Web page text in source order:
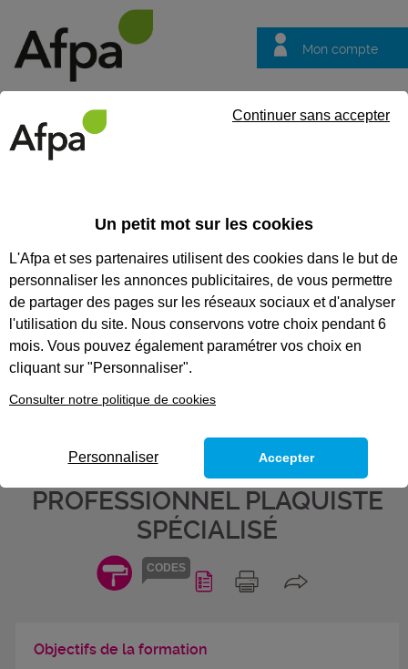
Mon compte
questions
Eligible au CPF * Formation certifiante
CODES
ORGANISER SON
INTERVENTION POUR
RÉALISER DES OUVRAGES
SPÉCIFIQUES RESPECTANT LES
EXIGENCES RÉGLEMENTAIRES
ET TEXTES EN VIGUEUR - BLOC
DE COMPÉTENCES DU TITRE
PROFESSIONNEL PLAQUISTE
SPÉCIALISÉ
Objectifs de la formation
Un petit mot sur les cookies
L'Afpa et ses partenaires utilisent des cookies dans le but de
personnaliser les annonces publicitaires, de vous permettre
de partager des pages sur les réseaux sociaux et d'analyser
l'utilisation du site. Nous conservons votre choix pendant 6
mois. Vous pouvez également paramétrer vos choix en
cliquant sur "Personnaliser".
Consulter notre politique de cookies
Continuer sans accepter
Personnaliser Accepter